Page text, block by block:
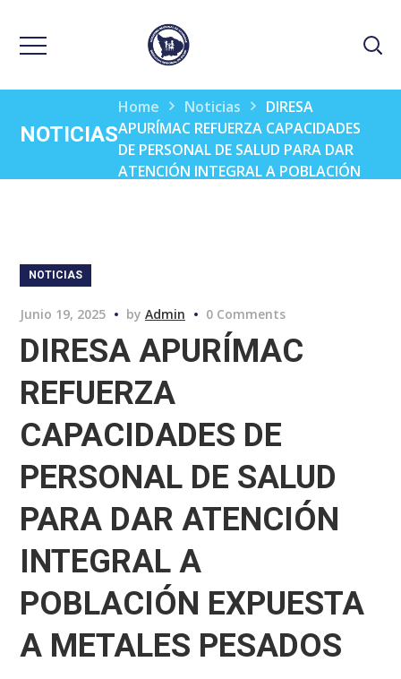
NOTICIAS
Home Noticias
DIRESA
APURÍMAC REFUERZA CAPACIDADES
DE PERSONAL DE SALUD PARA DAR
ATENCIÓN INTEGRAL A POBLACIÓN
NOTICIAS
Junio 19, 2025 byAdmin 0 Comments
DIRESA APURÍMAC
REFUERZA
CAPACIDADES DE
PERSONAL DE SALUD
PARA DAR ATENCIÓN
INTEGRAL A
POBLACIÓN EXPUESTA
A METALES PESADOS